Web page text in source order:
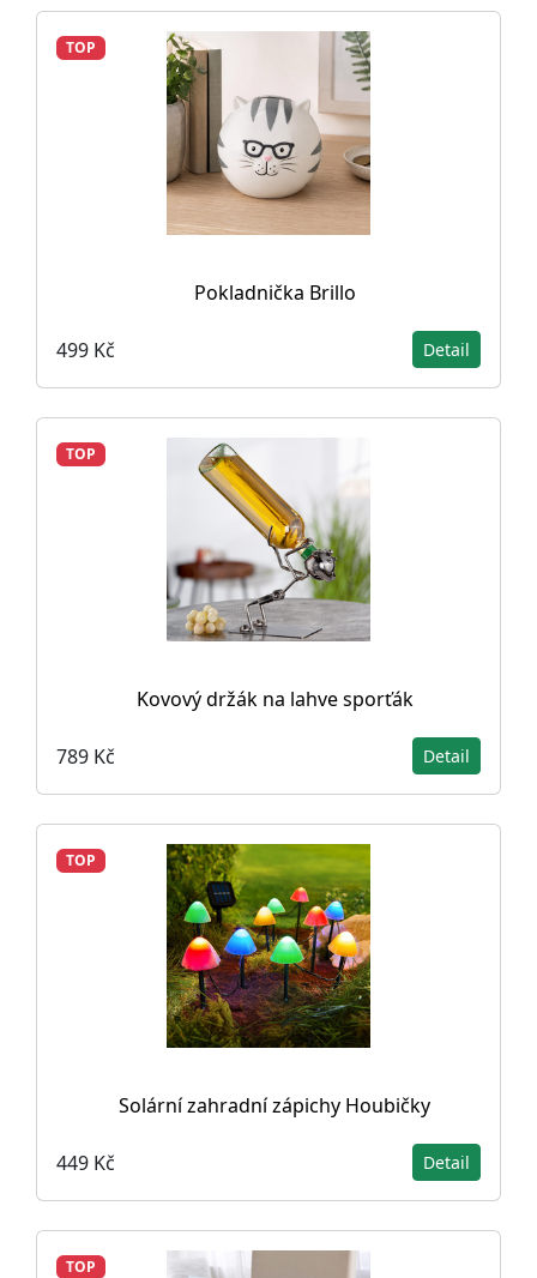
TOP
Pokladnička Brillo
499 Kč Detail
TOP
Kovový držák na lahve sporťák
789 Kč Detail
TOP
Solární zahradní zápichy Houbičky
449 Kč Detail
TOP